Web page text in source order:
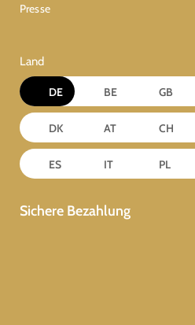
Presse
Land
DE BE GB
DK AT CH
ES IT PL
Sichere Bezahlung